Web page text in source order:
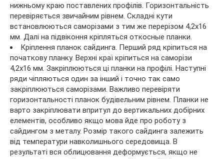
нижньому краю поставлених профілів. Горизонтальність
перевіряється звичайним рівнем. Складні кути
встановлюються саморізами з тим же перерізом 4,2х16
мм. Далі на підвіконня кріпляться откосные планки.
Кріплення планок сайдинга. Перший ряд кріпиться на
початкову планку. Верхні краї кріпиться на саморізи
4,2х16 мм. Закріплюються ці планки на профілі. Наступні
ряди чіпляються один за інший і точно так само
закріплюються саморізами. Важливо перевіряти
горизонтальності планок будівельним рівнем. Планки не
варто закріплювати впритул до вертикальних добірних
елементів, особливо якщо мова йде про роботу з
сайдингом з металу. Розмір такого сайдинга залежить
від температури навколишнього середовища. В
результаті вся облицювання деформується, якщо не